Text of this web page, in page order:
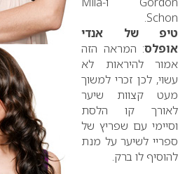
Schon
.
טיפ של אנדי
אופלס: המראה הזה
אמור להיראות לא
עשוי, לכן זכרי למשוך
מעט קצוות שיער
לאורך קו הלסת
וסיימי עם שפריץ של
ספריי לשיער על מנת
להוסיף לו ברק.